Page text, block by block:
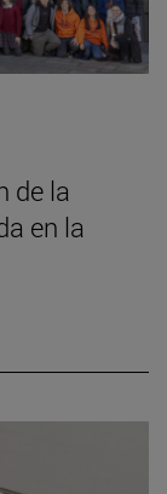
de la
en la